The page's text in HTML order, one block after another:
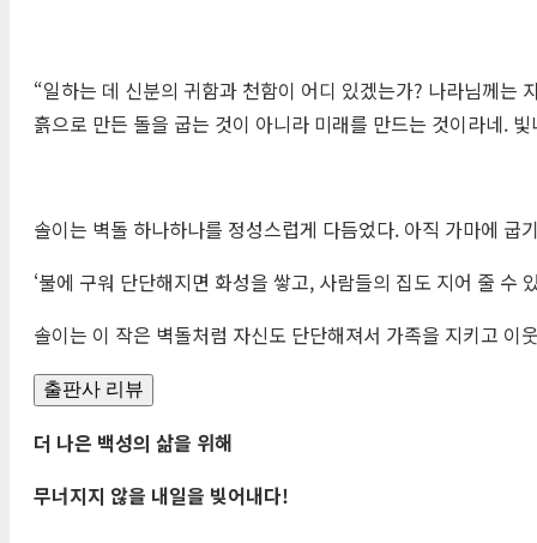
“일하는 데 신분의 귀함과 천함이 어디 있겠는가? 나라님께는
흙으로 만든 돌을 굽는 것이 아니라 미래를 만드는 것이라네.
솔이는 벽돌 하나하나를 정성스럽게 다듬었다. 아직 가마에 굽
‘불에 구워 단단해지면 화성을 쌓고, 사람들의 집도 지어 줄 수
솔이는 이 작은 벽돌처럼 자신도 단단해져서 가족을 지키고
출판사 리뷰
더 나은 백성의 삶을 위해
무너지지 않을 내일을 빚어내다!